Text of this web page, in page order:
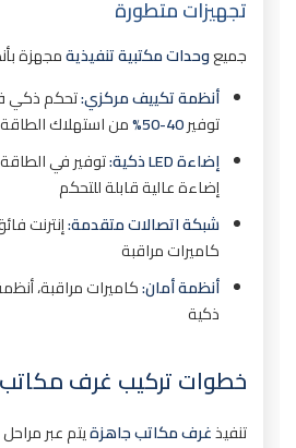
تجهيزات متطورة
جميعوحدات مكتبية تنفيذيةمجهزة
أنظمة تكييف مركزي:تحكم ذكي
توفير40-50%
من استهلاك الطاقة
إضاءة LED ذكية:
توفير في
إضاءة عالية قابلة للتحكم
شبكة اتصالات متقدمة:إنترنت
كاميرات مراقبة
أنظمة أمان:كاميرات مراقبة،
ذكية
خطوات تركيب غرف
تنفيذغرف مكاتب جاهزةيتم عبر